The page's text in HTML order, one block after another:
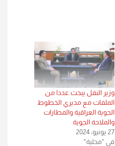
وزير النقل يبحث عددا من
الملفات مع مديري الخطوط
الجوية العراقية والمطارات
والملاحة الجوية
27 يونيو، 2024
في "محلية"